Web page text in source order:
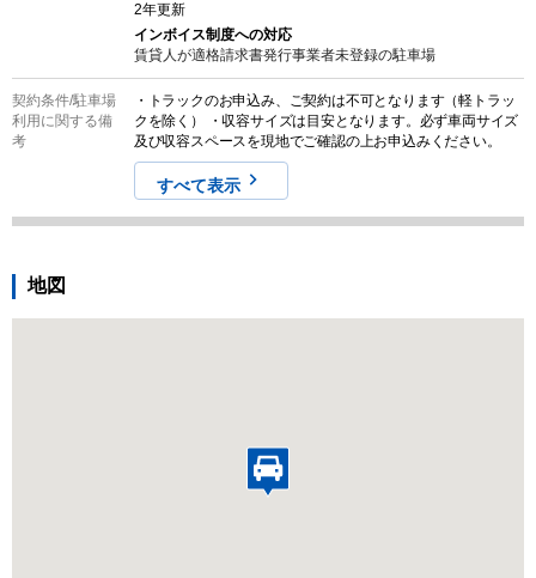
2年更新
インボイス制度への対応
賃貸人が適格請求書発行事業者未登録の駐車場
契約条件/駐車場
利用に関する備
考
・トラックのお申込み、ご契約は不可となります（軽トラッ
クを除く） ・収容サイズは目安となります。必ず車両サイズ
及び収容スペースを現地でご確認の上お申込みください。
すべて表示
地図